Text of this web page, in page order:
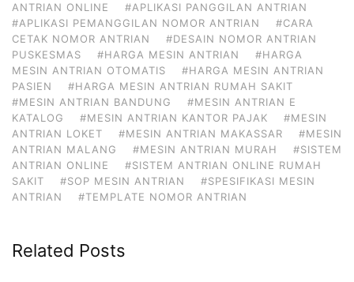
ANTRIAN ONLINE
#APLIKASI PANGGILAN ANTRIAN
#APLIKASI PEMANGGILAN NOMOR ANTRIAN
#CARA
CETAK NOMOR ANTRIAN
#DESAIN NOMOR ANTRIAN
PUSKESMAS
#HARGA MESIN ANTRIAN
#HARGA
MESIN ANTRIAN OTOMATIS
#HARGA MESIN ANTRIAN
PASIEN
#HARGA MESIN ANTRIAN RUMAH SAKIT
#MESIN ANTRIAN BANDUNG
#MESIN ANTRIAN E
KATALOG
#MESIN ANTRIAN KANTOR PAJAK
#MESIN
ANTRIAN LOKET
#MESIN ANTRIAN MAKASSAR
#MESIN
ANTRIAN MALANG
#MESIN ANTRIAN MURAH
#SISTEM
ANTRIAN ONLINE
#SISTEM ANTRIAN ONLINE RUMAH
SAKIT
#SOP MESIN ANTRIAN
#SPESIFIKASI MESIN
ANTRIAN
#TEMPLATE NOMOR ANTRIAN
Related Posts